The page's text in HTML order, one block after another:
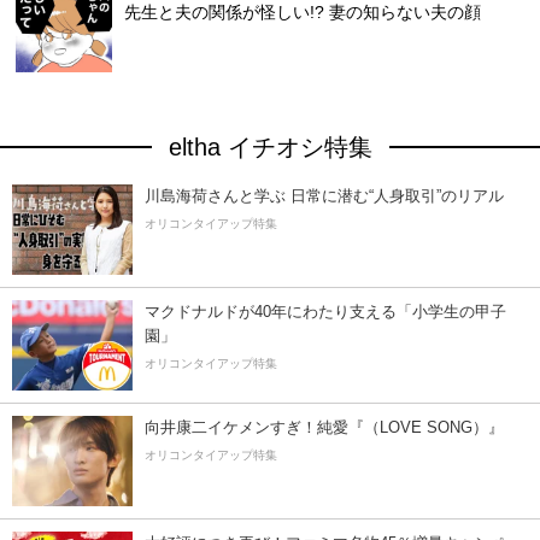
先生と夫の関係が怪しい!? 妻の知らない夫の顔
eltha イチオシ特集
川島海荷さんと学ぶ 日常に潜む“人身取引”のリアル
オリコンタイアップ特集
マクドナルドが40年にわたり支える「小学生の甲子
園」
オリコンタイアップ特集
向井康二イケメンすぎ！純愛『（LOVE SONG）』
オリコンタイアップ特集